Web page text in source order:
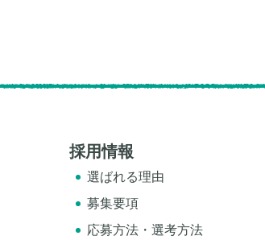
採用情報
選ばれる理由
募集要項
応募方法・選考方法